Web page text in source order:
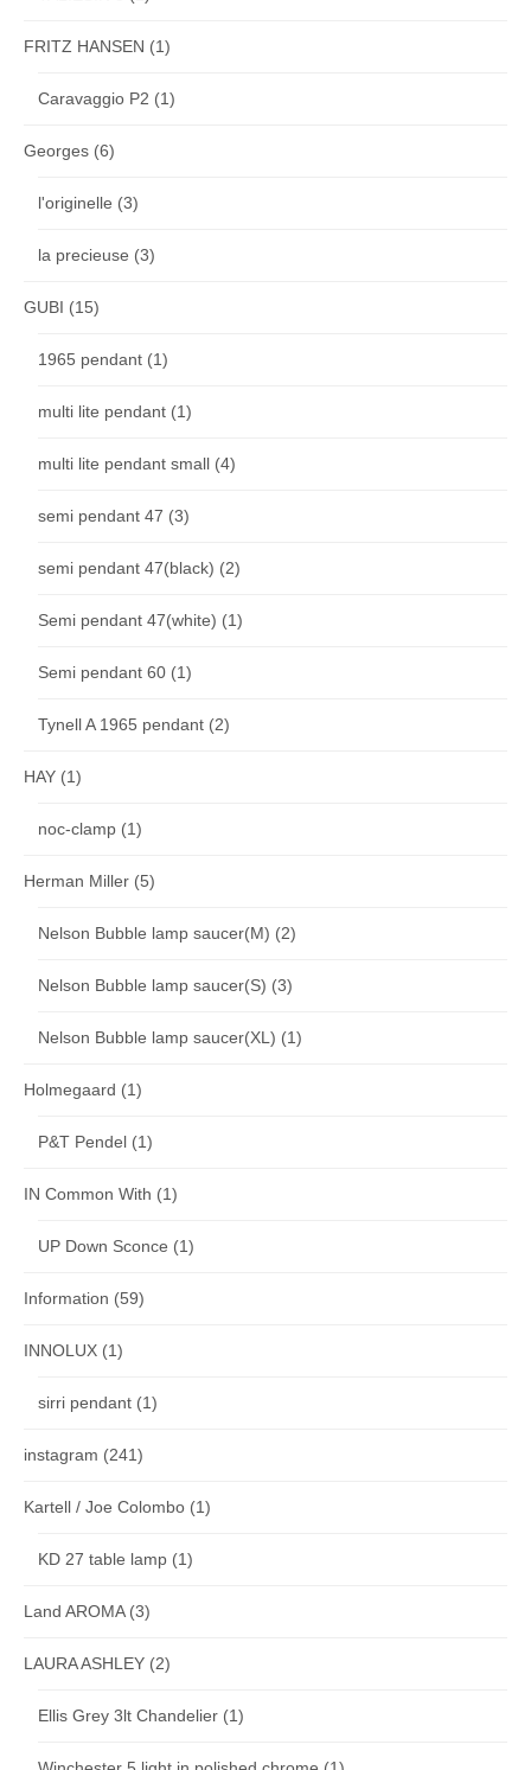
FRITZ HANSEN (1)
Caravaggio P2 (1)
Georges (6)
l'originelle (3)
la precieuse (3)
GUBI (15)
1965 pendant (1)
multi lite pendant (1)
multi lite pendant small (4)
semi pendant 47 (3)
semi pendant 47(black) (2)
Semi pendant 47(white) (1)
Semi pendant 60 (1)
Tynell A 1965 pendant (2)
HAY (1)
noc-clamp (1)
Herman Miller (5)
Nelson Bubble lamp saucer(M) (2)
Nelson Bubble lamp saucer(S) (3)
Nelson Bubble lamp saucer(XL) (1)
Holmegaard (1)
P&T Pendel (1)
IN Common With (1)
UP Down Sconce (1)
Information (59)
INNOLUX (1)
sirri pendant (1)
instagram (241)
Kartell / Joe Colombo (1)
KD 27 table lamp (1)
Land AROMA(3)
LAURA ASHLEY (2)
Ellis Grey 3lt Chandelier (1)